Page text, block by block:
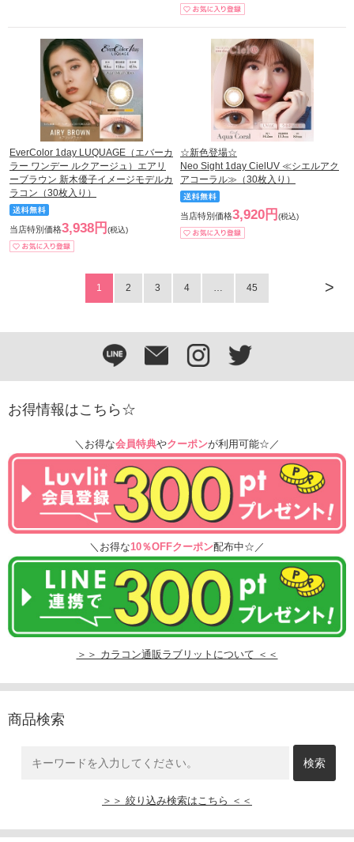
EverColor 1day LUQUAGE（エバーカ
ラー ワンデー ルクアージュ）エアリ
ーブラウン 新木優子イメージモデルカ
ラコン（30枚入り）
当店特別価格3,938円 (税込)
☆新色登場☆
Neo Sight 1day CielUV ≪シエルアク
アコーラル≫（30枚入り）
当店特別価格3,920円 (税込)
>
1 2 3 4 … 45
お得情報はこちら☆
＼お得な会員特典やクーポンが利用可能☆／
＼お得な10％OFFクーポン配布中☆／
＞＞ カラコン通販ラブリットについて ＜＜
商品検索
＞＞ 絞り込み検索はこちら ＜＜